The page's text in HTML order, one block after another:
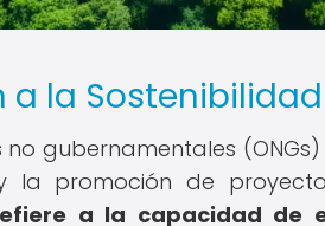
la
no gubernamentales
la promoción de
a la capacidad de